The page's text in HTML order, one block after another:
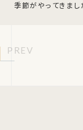
季節がやってきまし
PREV